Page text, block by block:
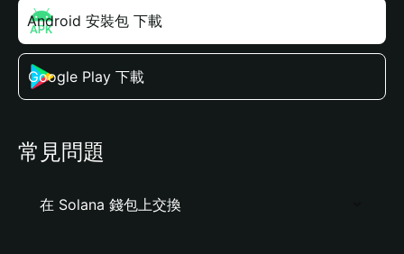
Android 安裝包 下載
Google Play 下載
常見問題
在 Solana 錢包上交換